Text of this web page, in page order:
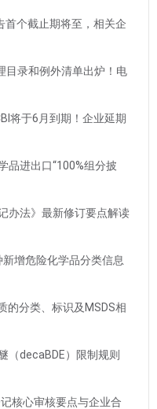
首个截止期将至，相关企
目录和例外清单出炉！电
将于6月到期！企业延期
品进出口“100%组分披
办法》最新修订要点解读
增危险化学品分类信息
的分类、标识及MSDS相
（decaBDE）限制规则
核心审核要点与企业合